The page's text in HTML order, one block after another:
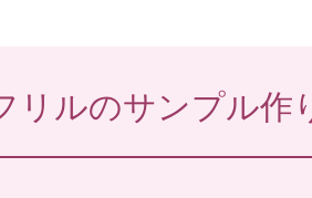
リルのサンプル作